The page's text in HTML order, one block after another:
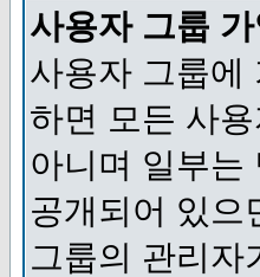
사용자 그룹
사용자 그룹에
하면 모든 사
아니며 일부는
공개되어 있으
그룹의 관리자